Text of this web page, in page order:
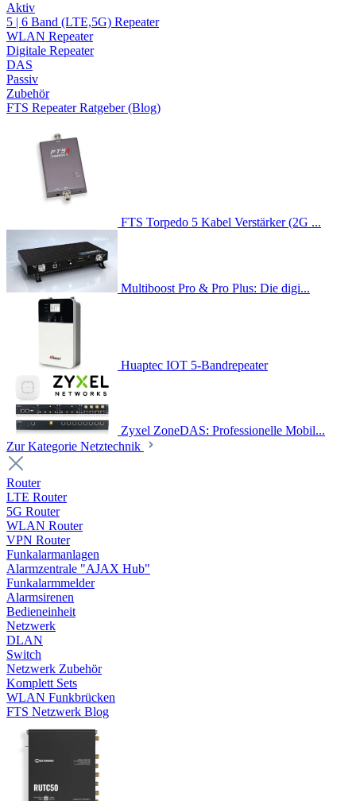
Aktiv
5 | 6 Band (LTE,5G) Repeater
WLAN Repeater
Digitale Repeater
DAS
Passiv
Zubehör
FTS Repeater Ratgeber (Blog)
FTS Torpedo 5 Kabel Verstärker (2G ...
Multiboost Pro & Pro Plus: Die digi...
Huaptec IOT 5-Bandrepeater
Zyxel ZoneDAS: Professionelle Mobil...
Zur Kategorie Netztechnik
Router
LTE Router
5G Router
WLAN Router
VPN Router
Funkalarmanlagen
Alarmzentrale "AJAX Hub"
Funkalarmmelder
Alarmsirenen
Bedieneinheit
Netzwerk
DLAN
Switch
Netzwerk Zubehör
Komplett Sets
WLAN Funkbrücken
FTS Netzwerk Blog